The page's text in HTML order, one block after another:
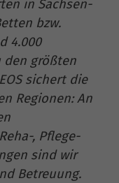
in Sachsen-
bzw.
4.000
den größten
sichert die
Regionen: An
, Pflege-
sind wir
Betreuung.